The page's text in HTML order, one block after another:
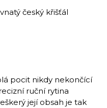
český křišťál
pocit nikdy nekončící
ruční rytina
její obsah je tak